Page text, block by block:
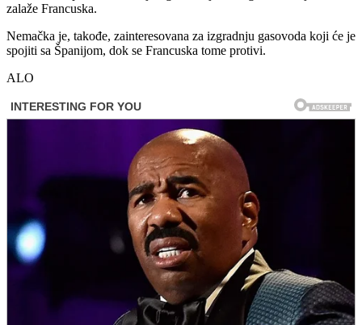
zalaže Francuska.
Nemačka je, takođe, zainteresovana za izgradnju gasovoda koji će je
spojiti sa Španijom, dok se Francuska tome protivi.
ALO